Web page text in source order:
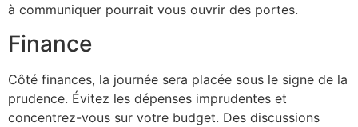
à communiquer pourrait vous ouvrir des portes.
Finance
Côté finances, la journée sera placée sous le signe de la
prudence. Évitez les dépenses imprudentes et
concentrez-vous sur votre budget. Des discussions